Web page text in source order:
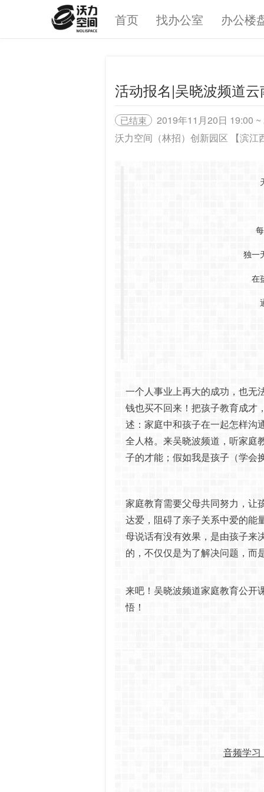
首页 找办公室 办公楼
活动报名|吴晓波频道
已结束
2019年11月20日 19:00 ~
沃力空间（林招）创新园区 【滨江
独一
在
一个人事业上再大的成功，也无
钱也买不回来！把孩子教育成才
述：家庭中和孩子在一起怎样沟
全人格。来吴晓波频道，听家庭
子的才能；假如我是孩子（学会
家庭教育需要父母共同努力，让
达爱，阻碍了亲子关系中爱的能
母说话有没有效果，是由孩子来
的，不仅仅是为了解决问题，而
来吧！吴晓波频道家庭教育公开
悟！
音频学习